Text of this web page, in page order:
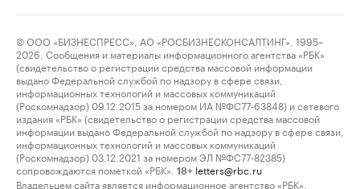
© ООО «БИЗНЕСПРЕСС», АО «РОСБИЗНЕСКОНСАЛТИНГ», 1995–
2026. Сообщения и материалы информационного агентства «РБК»
(свидетельство о регистрации средства массовой информации
выдано Федеральной службой по надзору в сфере связи,
информационных технологий и массовых коммуникаций
(Роскомнадзор) 09.12.2015 за номером ИА №ФС77-63848) и сетевого
издания «РБК» (свидетельство о регистрации средства массовой
информации выдано Федеральной службой по надзору в сфере связи,
информационных технологий и массовых коммуникаций
(Роскомнадзор) 03.12.2021 за номером ЭЛ №ФС77-82385)
сопровождаются пометкой «РБК».
18+ letters@rbc.ru
Владельцем сайта является информационное агентство «РБК».